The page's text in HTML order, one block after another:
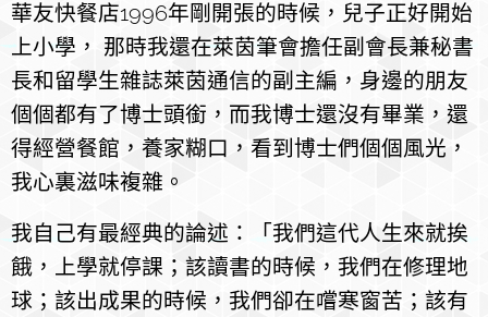
華友快餐店1996年剛開張的時候，兒子正好開始
上小學， 那時我還在萊茵筆會擔任副會長兼秘書
長和留學生雜誌萊茵通信的副主編，身邊的朋友
個個都有了博士頭銜，而我博士還沒有畢業，還
得經營餐館，養家糊口，看到博士們個個風光，
我心裏滋味複雜。
我自己有最經典的論述：「我們這代人生來就挨
餓，上學就停課；該讀書的時候，我們在修理地
球；該出成果的時候，我們卻在嚐寒窗苦；該有